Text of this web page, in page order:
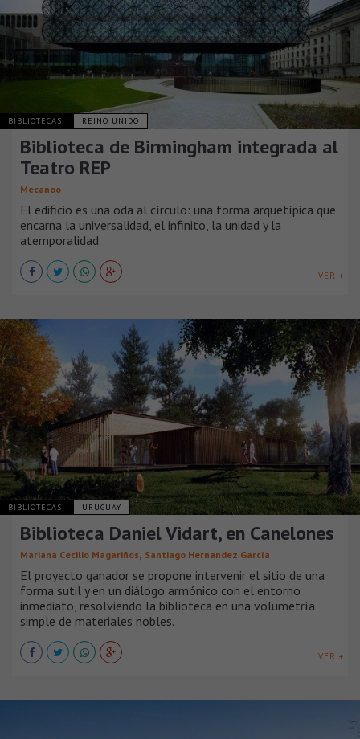
BIBLIOTECAS REINO UNIDO
Biblioteca de Birmingham integrada al
Teatro REP
Mecanoo
El edificio es una oda al círculo: una forma arquetípica que
encarna la universalidad, el infinito, la unidad y la
atemporalidad.
VER +
BIBLIOTECAS URUGUAY
Biblioteca Daniel Vidart, en Canelones
Mariana Cecilio Magariños, Santiago Hernandez García
El proyecto ganador se propone intervenir el sitio de una
forma sutil y en un diálogo armónico con el entorno
inmediato, resolviendo la biblioteca en una volumetría
simple de materiales nobles.
VER +